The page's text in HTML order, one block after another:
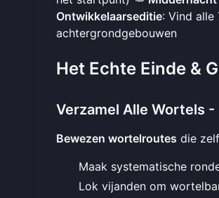
Ontwikkelaarseditie: Vind alle
achtergrondgebouwen
Het Echte Einde &
Verzamel Alle Wortels
Bewezen wortelroutes die
Maak systematische
Lok vijanden om